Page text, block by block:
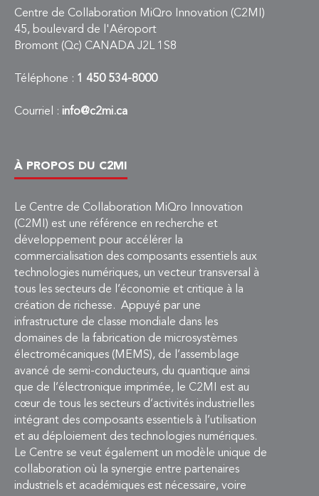
Centre de Collaboration MiQro Innovation (C2MI)
45, boulevard de l'Aéroport
Bromont (Qc) CANADA J2L 1S8
Téléphone : 1 450 534-8000
Courriel : info@c2mi.ca
À PROPOS DU C2MI
Le Centre de Collaboration MiQro Innovation
(C2MI) est une référence en recherche et
développement pour accélérer la
commercialisation des composants essentiels aux
technologies numériques, un vecteur transversal à
tous les secteurs de l’économie et critique à la
création de richesse. Appuyé par une
infrastructure de classe mondiale dans les
domaines de la fabrication de microsystèmes
électromécaniques (MEMS), de l’assemblage
avancé de semi-conducteurs, du quantique ainsi
que de l’électronique imprimée, le C2MI est au
cœur de tous les secteurs d’activités industrielles
intégrant des composants essentiels à l’utilisation
et au déploiement des technologies numériques.
Le Centre se veut également un modèle unique de
collaboration où la synergie entre partenaires
industriels et académiques est nécessaire, voire